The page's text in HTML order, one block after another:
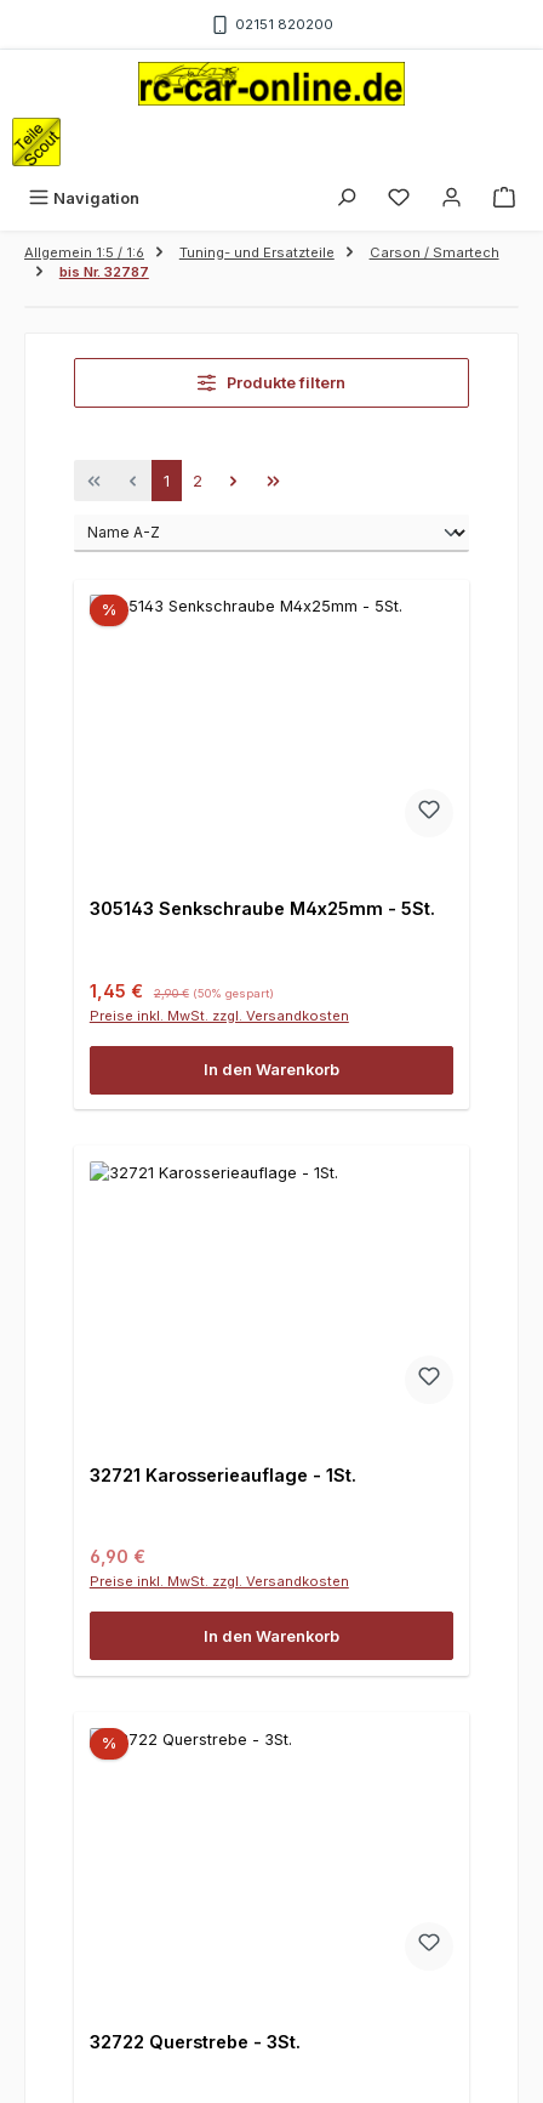
02151 820200
Navigation
Allgemein 1:5 / 1:6 Tuning- und Ersatzteile
Carson / Smartech
bis Nr. 32787
Produkte filtern
Seite
1 Seite
2
%
305143 Senkschraube M4x25mm - 5St.
Verkaufspreis:
1,45 € 2,90 € (50% gespart)
Preise inkl. MwSt. zzgl. Versandkosten
In den Warenkorb
32721 Karosserieauflage - 1St.
Regulärer Preis:
6,90 €
Preise inkl. MwSt. zzgl. Versandkosten
In den Warenkorb
%
32722 Querstrebe - 3St.